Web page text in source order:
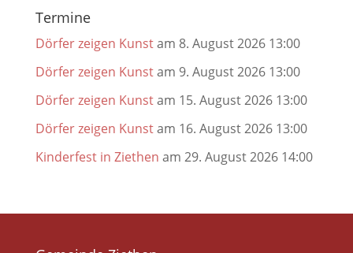
Termine
Dörfer zeigen Kunstam 8. August 2026 13:00
Dörfer zeigen Kunstam 9. August 2026 13:00
Dörfer zeigen Kunstam 15. August 2026 13:00
Dörfer zeigen Kunstam 16. August 2026 13:00
Kinderfest in Ziethen am 29. August 2026 14:00